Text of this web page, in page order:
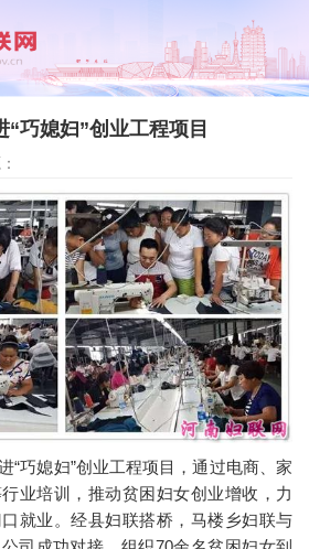
巧媳妇”创业工程项目
媳妇”创业工程项目，通过电商、家
业培训，推动贫困妇女创业增收，力
就业。经县妇联搭桥，马楼乡妇联与